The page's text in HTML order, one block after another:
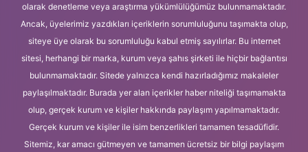
olarak denetleme veya araştırma yükümlülüğümüz bulunmamaktadır.
Ancak, üyelerimiz yazdıkları içeriklerin sorumluluğunu taşımakta olup,
siteye üye olarak bu sorumluluğu kabul etmiş sayılırlar. Bu internet
sitesi, herhangi bir marka, kurum veya şahıs şirketi ile hiçbir bağlantısı
bulunmamaktadır. Sitede yalnızca kendi hazırladığımız makaleler
paylaşılmaktadır. Burada yer alan içerikler haber niteliği taşımamakta
olup, gerçek kurum ve kişiler hakkında paylaşım yapılmamaktadır.
Gerçek kurum ve kişiler ile isim benzerlikleri tamamen tesadüfidir.
Sitemiz, kar amacı gütmeyen ve tamamen ücretsiz bir bilgi paylaşım